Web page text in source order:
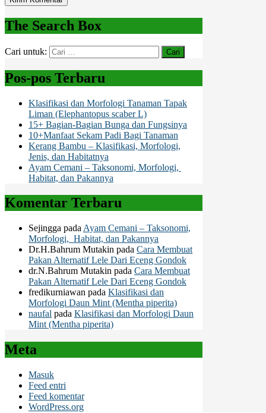
The Search Box
Cari untuk:
Pos-pos Terbaru
Klasifikasi dan Morfologi Tanaman Tapak
Liman (Elephantopus scaber L)
15+ Bagian-Bagian Bunga dan Fungsinya
10+Manfaat Sekam Padi Bagi Tanaman
Kerang Bambu – Klasifikasi, Morfologi,
Jenis, dan Habitatnya
Ayam Cemani – Taksonomi, Morfologi,
Habitat, dan Pakannya
Komentar Terbaru
Sejingga pada Ayam Cemani – Taksonomi,
Morfologi, Habitat, dan Pakannya
Dr.H.Bahrum Mutakin pada Cara Membuat
Pakan Alternatif Lele Dari Eceng Gondok
dr.N.Bahrum Mutakin pada Cara Membuat
Pakan Alternatif Lele Dari Eceng Gondok
fredikurniawan pada Klasifikasi dan
Morfologi Daun Mint (Mentha piperita)
naufal pada Klasifikasi dan Morfologi Daun
Mint (Mentha piperita)
Meta
Masuk
Feed entri
Feed komentar
WordPress.org